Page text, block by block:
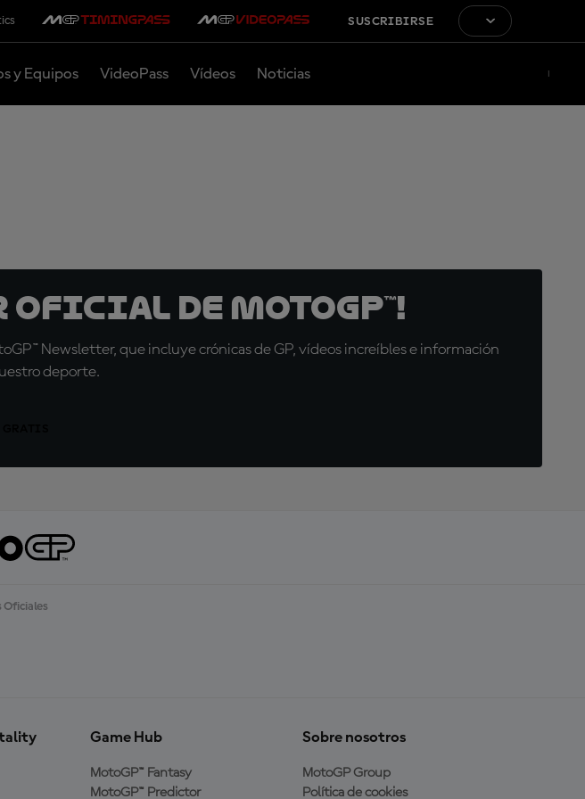
SUSCRIBIRSE
y Equipos VideoPass Vídeos Noticias
de MotoGP™!
Newsletter, que incluye crónicas de GP, vídeos increíbles e información
deporte.
Oficiales
Game Hub
MotoGP™ Fantasy
MotoGP™ Predictor
Sobre nosotros
MotoGP Group
Política de cookies